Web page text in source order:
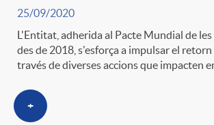
g
o
r
25/09/2020
L'Entitat, adherida al Pacte Mundial de
des de 2018, s'esforça a impulsar el retorn
través de diverses accions que impacten
+